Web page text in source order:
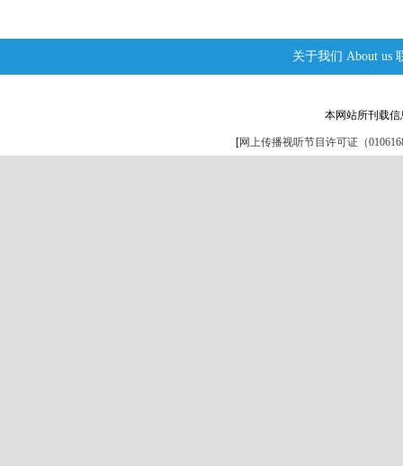
关于我们 About us
本网站所刊载
[网上传播视听节目许可证（